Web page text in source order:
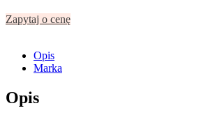
Zapytaj o cenę
Opis
Marka
Opis